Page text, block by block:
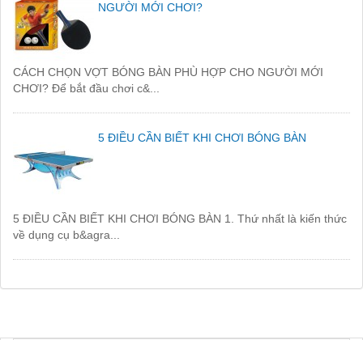
NGƯỜI MỚI CHƠI?
CÁCH CHỌN VỢT BÓNG BÀN PHÙ HỢP CHO NGƯỜI MỚI
CHƠI? Để bắt đầu chơi c&...
5 ĐIỀU CẦN BIẾT KHI CHƠI BÓNG BÀN
5 ĐIỀU CẦN BIẾT KHI CHƠI BÓNG BÀN 1. Thứ nhất là kiến thức
về dụng cụ b&agra...